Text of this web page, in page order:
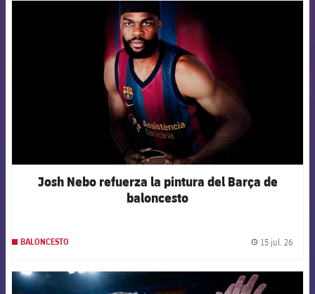
FCB Barcelona badge
Josh Nebo refuerza la pintura del Barça de
baloncesto
BALONCESTO 15 jul. 26
FCB Barcelona badge